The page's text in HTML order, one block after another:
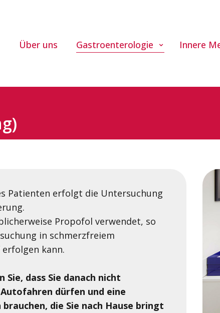
Über uns Gastroenterologie Innere
Patienten erfolgt die Untersuchung
Propofol verwendet, so
in schmerzfreiem
kann.
Sie, dass Sie danach nicht
dürfen und eine
n, die Sie nach Hause bringt